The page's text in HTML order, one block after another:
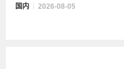
国内 2026-08-05